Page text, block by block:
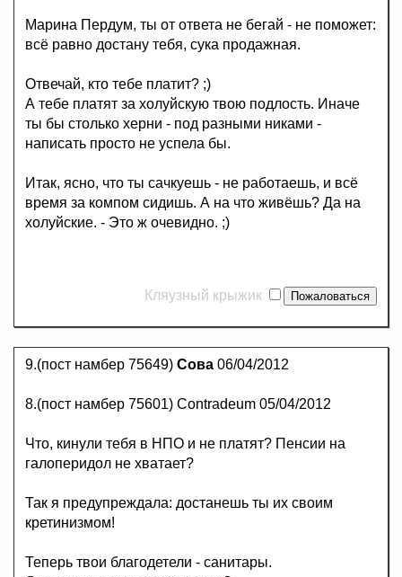
Марина Пердум, ты от ответа не бегай - не поможет:
всё равно достану тебя, сука продажная.
Отвечай, кто тебе платит? ;)
А тебе платят за холуйскую твою подлость. Иначе
ты бы столько херни - под разными никами -
написать просто не успела бы.
Итак, ясно, что ты сачкуешь - не работаешь, и всё
время за компом сидишь. А на что живёшь? Да на
холуйские. - Это ж очевидно. ;)
Кляузный крыжик
9.(пост намбер 75649) Сова 06/04/2012
8.(пост намбер 75601) Contradeum 05/04/2012
Что, кинули тебя в НПО и не платят? Пенсии на
галоперидол не хватает?
Так я предупреждала: достанешь ты их своим
кретинизмом!
Теперь твои благодетели - санитары.